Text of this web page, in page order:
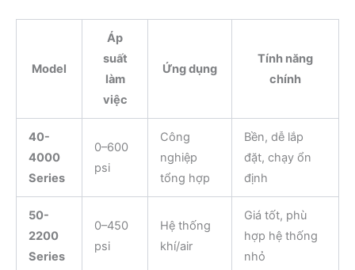
Model
Áp
suất
làm
việc
Ứng dụng
Tính năng
chính
40-
4000
Series
0–600
psi
Công
nghiệp
tổng hợp
Bền, dễ lắp
đặt, chạy ổn
định
50-
2200
Series
0–450
psi
Hệ thống
khí/air
Giá tốt, phù
hợp hệ thống
nhỏ